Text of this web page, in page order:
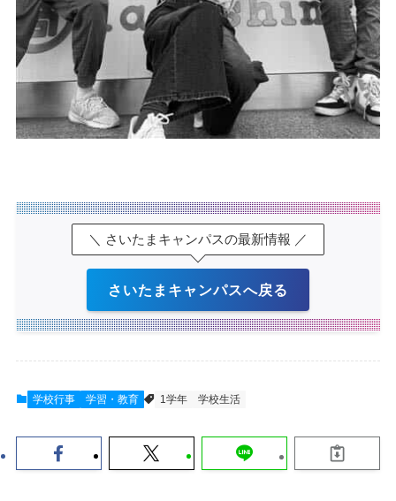
＼ さいたまキャンパスの最新情報 ／
さいたまキャンパスへ戻る
学校行事 学習・教育 1学年 学校生活